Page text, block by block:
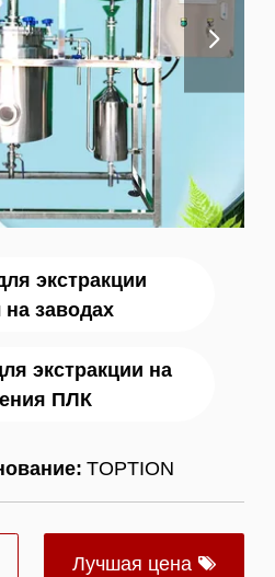
экстракции
заводах
экстракции на
ПЛК
TOPTION
Лучшая цена